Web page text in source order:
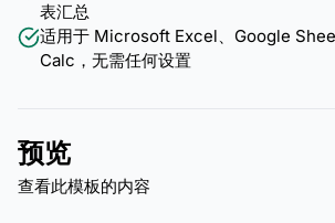
表汇总
适用于 Microsoft Excel、Google
Calc，无需任何设置
预览
查看此模板的内容